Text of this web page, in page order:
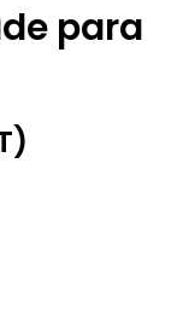
para